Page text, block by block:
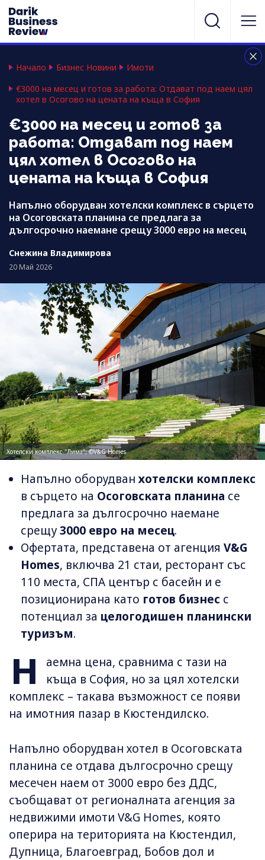
Начало Бизнес Новини
Имоти
€3000 на месец и готов за работа: Отдават под наем цял
хотел в Осогово на цената на къща в София
€3000 на месец и готов за
работа: Отдават под наем
цял хотел в Осогово на
цената на къща в София
Напълно оборудван хотелски комплекс в сърцето
на Осоговската планина се предлага за
дългосрочно наемане срещу 3000 евро на месец
Снежина Владимирова
20 Май 2026
Хотелски комплекс "Лима"; ©V&G Homes
Напълно оборудван хотелски комплекс
в сърцето на Осоговската планина се
предлага за дългосрочно наемане
срещу3000 евро на месец.
Офертата, представена от агенция V&G
Homes, включва 21 стаи, ресторант със
110 места, СПА център с басейн и е
позиционирана като готов бизнес с
потенциал за целогодишен планински
туризъм.
Н
аемна цена, сравнима с тази на
къща в София, но за цял хотелски
комплекс – такава възможност се появи
на имотния пазар в Кюстендилско.
Напълно оборудван хотел в Осоговската
планина се отдава дългосрочно срещу
месечен наем от 3000 евро без ДДС,
съобщават от регионалната агенция за
недвижими имоти V&G Homes, която
оперира на територията на Кюстендил,
Дупница, Благоевград, Бобов дол и